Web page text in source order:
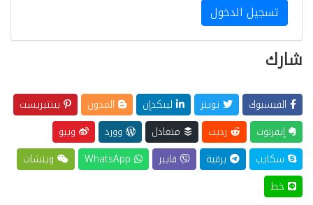
تسجيل الدخول
شارك
الفيسبوك تويتر لينكدإن المدون
بينتيريست
إيفرنوت
رديت متعادل وورد
ويبو
سكايب
برقية فايبر
ويتشات
خط